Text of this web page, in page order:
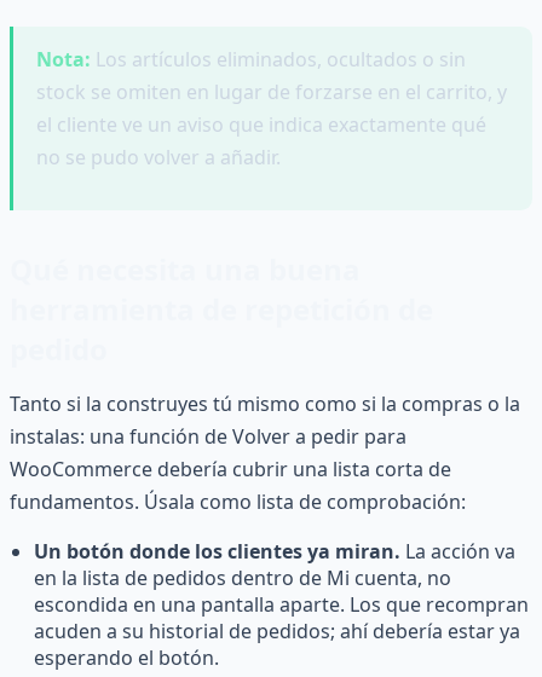
Nota: Los artículos eliminados, ocultados o sin
stock se omiten en lugar de forzarse en el carrito, y
el cliente ve un aviso que indica exactamente qué
no se pudo volver a añadir.
Tanto si la construyes tú mismo como si la compras o la
instalas: una función de Volver a pedir para
WooCommerce debería cubrir una lista corta de
fundamentos. Úsala como lista de comprobación:
Un botón donde los clientes ya miran. La acción va
en la lista de pedidos dentro de Mi cuenta, no
escondida en una pantalla aparte. Los que recompran
acuden a su historial de pedidos; ahí debería estar ya
esperando el botón.